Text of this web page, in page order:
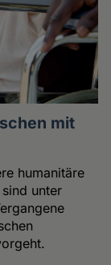
mit
humanitäre
unter